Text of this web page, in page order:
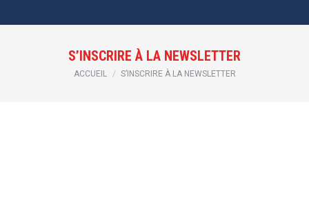
S’INSCRIRE À LA NEWSLETTER
Vous êtes ici :
ACCUEIL S’INSCRIRE À LA NEWSLETTER